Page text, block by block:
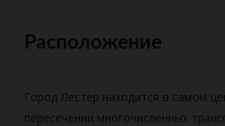
Расположение
Город Лестер находится в самом
пересечении многочисленных